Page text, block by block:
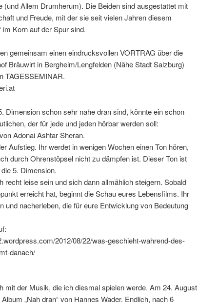
(und Allem Drumherum). Die Beiden sind ausgestattet mit
und Freude, mit der sie seit vielen Jahren diesem
im Korn auf der Spur sind.
gemeinsam einen eindrucksvollen VORTRAG über die
Bräuwirt in Bergheim/Lengfelden (Nähe Stadt Salzburg)
TAGESSEMINAR.
Dimension schon sehr nahe dran sind, könnte ein schon
der für jede und jeden hörbar werden soll:
Adonai Ashtar Sheran.
Aufstieg. Ihr werdet in wenigen Wochen einen Ton hören,
durch Ohrenstöpsel nicht zu dämpfen ist. Dieser Ton ist
5. Dimension.
recht leise sein und sich dann allmählich steigern. Sobald
erreicht hat, beginnt die Schau eures Lebensfilms. Ihr
und nacherleben, die für eure Entwicklung von Bedeutung
2012/08/22/was-geschieht-wahrend-des-
danach/
mit der Musik, die ich diesmal spielen werde. Am 24. August
„Nah dran“ von Hannes Wader. Endlich, nach 6